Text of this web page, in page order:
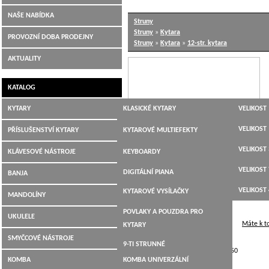
Struny
Struny » Kytara
Struny » Kytara » 12-str. kytara
Máte k
American bronze 85/15,light 010-050
NAŠE NABÍDKA
PROVOZNÍ DOBA PRODEJNY
AKTUALITY
KATALOG
KYTARY KLASICKÉ KYTARY
JUMBO,
12-TI STRUNNÉ
9-TI STRUNNÉ
PŘÍSLUŠENSTVÍ KYTARY KYTAROVÉ MULTIEFEKTY
LADIČKY
KYTAROVÉ KABELY
KYTAROVÉ VYSÍLAČKY
POVLAKY A POUZDRA PRO
KYTARY
KLÁVESOVÉ NÁSTROJE KEYBOARDY
DIGITÁLNÍ PIANA
BANJA
MANDOLÍNY
UKULELE
SMYČCOVÉ NÁSTROJE
KOMBA KOMBA UNIVERZÁLNÍ